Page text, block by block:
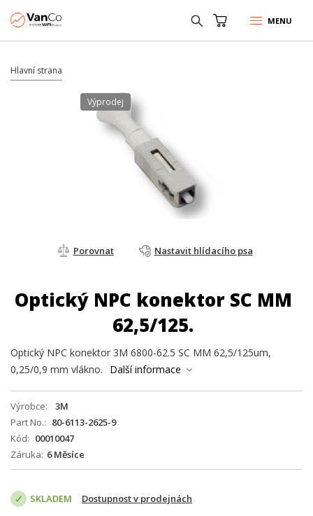
MENU
Hlavní strana
Výprodej
Porovnat Nastavit hlídacího psa
Optický NPC konektor SC MM
62,5/125.
Optický NPC konektor 3M 6800-62.5 SC MM 62,5/125um,
0,25/0,9 mm vlákno.
Další informace
Výrobce
3M
Part No.
80-6113-2625-9
Kód
00010047
Záruka 6 Měsíce
SKLADEM Dostupnost v prodejnách